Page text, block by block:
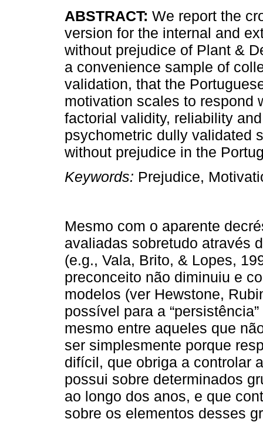
ABSTRACT: We report the
version for the internal and
without prejudice of Plant &
a convenience sample of
validation, that the
motivation scales to respond
factorial validity, reliability
psychometric dully validated
without prejudice in the
Keywords: Prejudice,
Mesmo com o aparente
avaliadas sobretudo através
(e.g., Vala, Brito, & Lopes,
preconceito não diminuiu e
modelos (ver Hewstone,
possível para a
mesmo entre aqueles que
ser simplesmente porque
difícil, que obriga a controlar
possui sobre determinados
ao longo dos anos, e que
sobre os elementos desses